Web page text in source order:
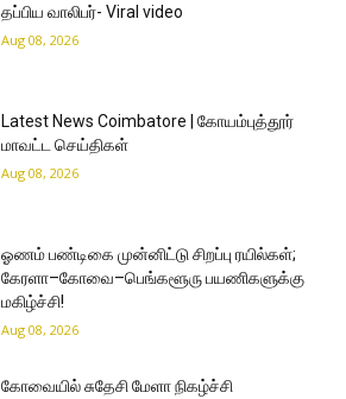
தப்பிய வாலிபர்- Viral video
Aug 08, 2026
Latest News Coimbatore | கோயம்புத்தூர்
மாவட்ட செய்திகள்
Aug 08, 2026
ஓணம் பண்டிகை முன்னிட்டு சிறப்பு ரயில்கள்;
கேரளா–கோவை–பெங்களூரு பயணிகளுக்கு
மகிழ்ச்சி!
Aug 08, 2026
கோவையில் சுதேசி மேளா நிகழ்ச்சி